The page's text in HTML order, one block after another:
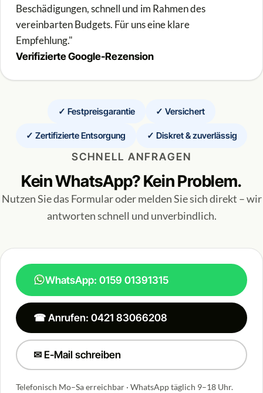
Beschädigungen, schnell und im Rahmen des
vereinbarten Budgets. Für uns eine klare
Empfehlung."
Verifizierte Google-Rezension
✓ Festpreisgarantie ✓ Versichert
✓ Zertifizierte Entsorgung ✓ Diskret & zuverlässig
SCHNELL ANFRAGEN
Kein WhatsApp? Kein Problem.
Nutzen Sie das Formular oder melden Sie sich direkt – wir
antworten schnell und unverbindlich.
WhatsApp: 0159 01391315
☎ Anrufen: 0421 83066208
✉ E-Mail schreiben
Telefonisch Mo–Sa erreichbar · WhatsApp täglich 9–18 Uhr.